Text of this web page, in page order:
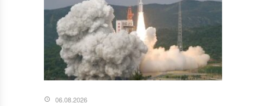
06.08.2026